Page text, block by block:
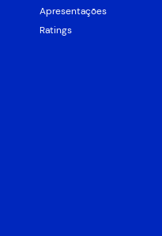
Apresentações
Ratings